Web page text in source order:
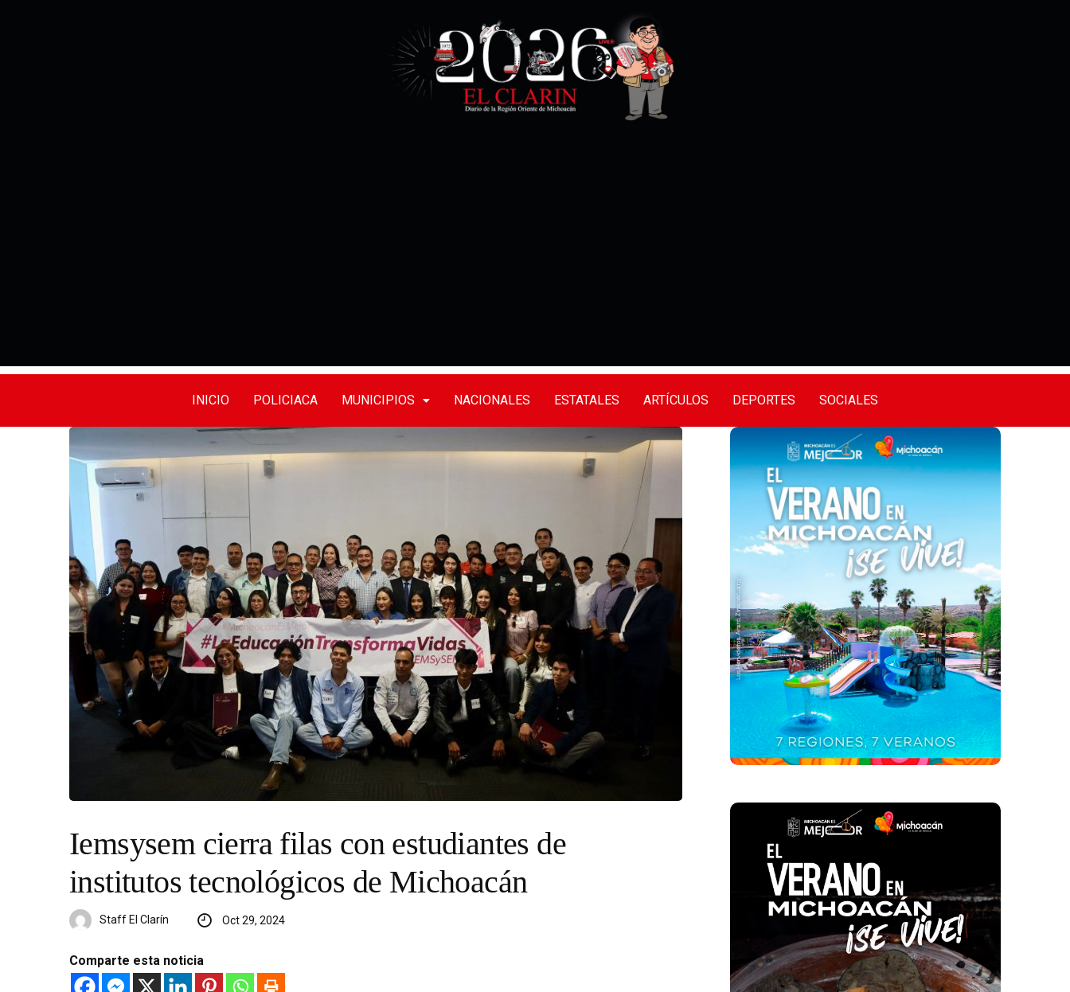
INICIO POLICIACA MUNICIPIOS NACIONALES ESTATALES ARTÍCULOS DEPORTES SOCIALES
Iemsysem cierra filas con estudiantes de
institutos tecnológicos de Michoacán
Staff El Clarín Oct 29, 2024
Comparte esta noticia